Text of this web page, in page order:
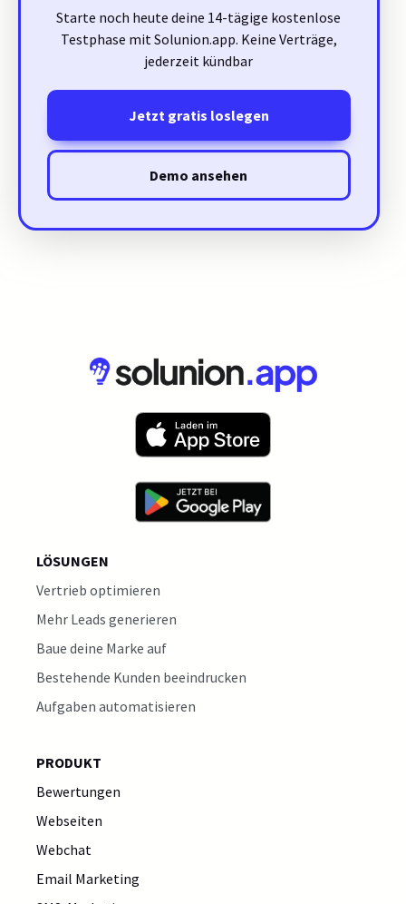
Starte noch heute deine 14-tägige kostenlose
Testphase mit Solunion.app. Keine Verträge,
jederzeit kündbar
Jetzt gratis loslegen
Demo ansehen
LÖSUNGEN
Vertrieb optimieren
Mehr Leads generieren
Baue deine Marke auf
Bestehende Kunden beeindrucken
Aufgaben automatisieren
PRODUKT
Bewertungen
Webseiten
Webchat
Email Marketing